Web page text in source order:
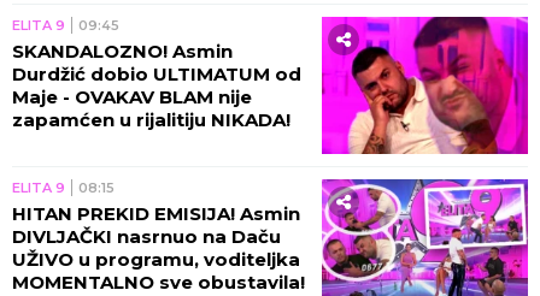
ELITA 9 09:45
SKANDALOZNO! Asmin
Durdžić dobio ULTIMATUM od
Maje - OVAKAV BLAM nije
zapamćen u rijalitiju NIKADA!
ELITA 9 08:15
HITAN PREKID EMISIJA! Asmin
DIVLJAČKI nasrnuo na Daču
UŽIVO u programu, voditeljka
MOMENTALNO sve obustavila!